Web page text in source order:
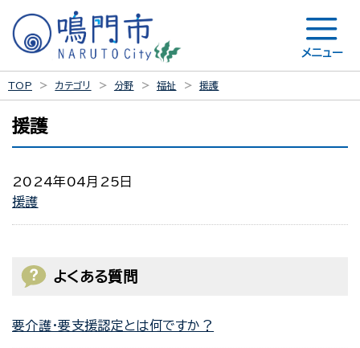
メニュー
TOP カテゴリ 分野 福祉 援護
援護
2024年04月25日
援護
よくある質問
要介護・要支援認定とは何ですか？